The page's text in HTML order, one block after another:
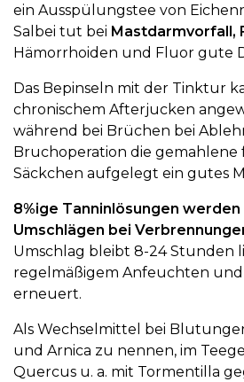
ein Ausspülungstee von
Salbei tut bei Mastdarmvorfall,
Hämorrhoiden und Fluor gute
Das Bepinseln mit der Tinktur
chronischem Afterjucken
während bei Brüchen bei
Bruchoperation die gemahlene
Säckchen aufgelegt ein gutes
8%ige Tanninlösungen werden
Umschlägen bei
Umschlag bleibt 8-24 Stunden
regelmäßigem Anfeuchten
erneuert.
Als Wechselmittel bei
und Arnica zu nennen, im
Quercus u. a. mit Tormentilla